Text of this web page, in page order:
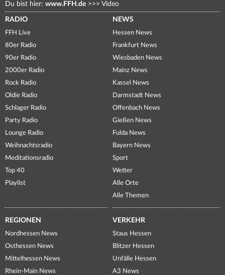
Du bist hier: www.FFH.de >>> Video
RADIO
FFH Live
80er Radio
90er Radio
2000er Radio
Rock Radio
Oldie Radio
Schlager Radio
Party Radio
Lounge Radio
Weihnachtsradio
Meditationsradio
Top 40
Playlist
NEWS
Hessen News
Frankfurt News
Wiesbaden News
Mainz News
Kassel News
Darmstadt News
Offenbach News
Gießen News
Fulda News
Bayern News
Sport
Wetter
Alle Orte
Alle Themen
REGIONEN
Nordhessen News
Osthessen News
Mittelhessen News
Rhein-Main News
VERKEHR
Staus Hessen
Blitzer Hessen
Unfälle Hessen
A3 News